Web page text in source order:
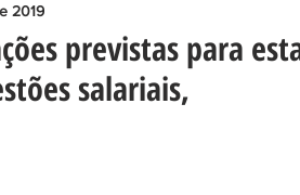
previstas para
salariais,
2019